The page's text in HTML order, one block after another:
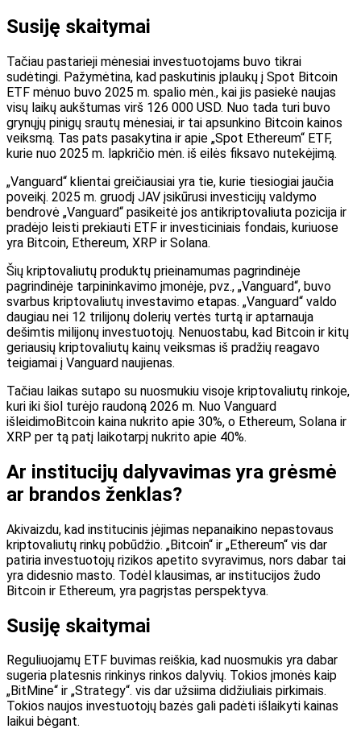
Susiję skaitymai
Tačiau pastarieji mėnesiai investuotojams buvo tikrai
sudėtingi. Pažymėtina, kad paskutinis įplaukų į Spot Bitcoin
ETF mėnuo buvo 2025 m. spalio mėn., kai jis pasiekė naujas
visų laikų aukštumas virš 126 000 USD. Nuo tada turi buvo
grynųjų pinigų srautų mėnesiai, ir tai apsunkino Bitcoin kainos
veiksmą. Tas pats pasakytina ir apie „Spot Ethereum“ ETF,
kurie nuo 2025 m. lapkričio mėn. iš eilės fiksavo nutekėjimą.
„Vanguard“ klientai greičiausiai yra tie, kurie tiesiogiai jaučia
poveikį. 2025 m. gruodį JAV įsikūrusi investicijų valdymo
bendrovė „Vanguard“ pasikeitė jos antikriptovaliuta pozicija ir
pradėjo leisti prekiauti ETF ir investiciniais fondais, kuriuose
yra Bitcoin, Ethereum, XRP ir Solana.
Šių kriptovaliutų produktų prieinamumas pagrindinėje
pagrindinėje tarpininkavimo įmonėje, pvz., „Vanguard“, buvo
svarbus kriptovaliutų investavimo etapas. „Vanguard“ valdo
daugiau nei 12 trilijonų dolerių vertės turtą ir aptarnauja
dešimtis milijonų investuotojų. Nenuostabu, kad Bitcoin ir kitų
geriausių kriptovaliutų kainų veiksmas iš pradžių reagavo
teigiamai į Vanguard naujienas.
Tačiau laikas sutapo su nuosmukiu visoje kriptovaliutų rinkoje,
kuri iki šiol turėjo raudoną 2026 m. Nuo Vanguard
išleidimoBitcoin kaina nukrito apie 30%, o Ethereum, Solana ir
XRP per tą patį laikotarpį nukrito apie 40%.
Ar institucijų dalyvavimas yra grėsmė
ar brandos ženklas?
Akivaizdu, kad institucinis įėjimas nepanaikino nepastovaus
kriptovaliutų rinkų pobūdžio. „Bitcoin“ ir „Ethereum“ vis dar
patiria investuotojų rizikos apetito svyravimus, nors dabar tai
yra didesnio masto. Todėl klausimas, ar institucijos žudo
Bitcoin ir Ethereum, yra pagrįstas perspektyva.
Susiję skaitymai
Reguliuojamų ETF buvimas reiškia, kad nuosmukis yra dabar
sugeria platesnis rinkinys rinkos dalyvių. Tokios įmonės kaip
„BitMine“ ir „Strategy“. vis dar užsiima didžiuliais pirkimais.
Tokios naujos investuotojų bazės gali padėti išlaikyti kainas
laikui bėgant.